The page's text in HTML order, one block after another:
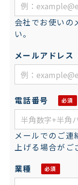
会社でお使いの
い。
メールアドレス
電話番号
メールでのご連
上げる場合がご
業種